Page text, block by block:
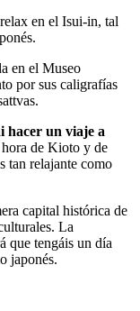
en el Isui-in, tal
en el Museo
por sus caligrafías
hacer un viaje a
de Kioto y de
tan relajante como
capital histórica de
La
que tengáis un día
japonés.